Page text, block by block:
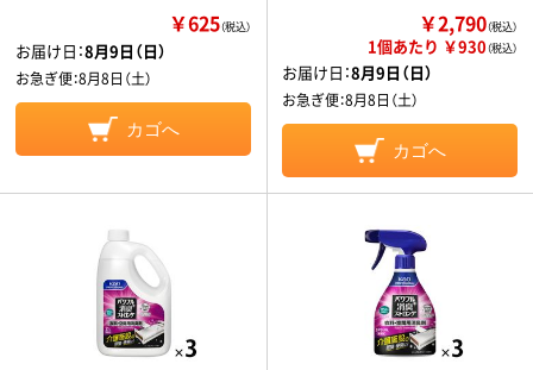
￥625（税込）
お届け日：8月9日（日）
お急ぎ便：8月8日（土）
カゴへ
￥2,790（税込）
1個あたり ￥930（税込）
お届け日：8月9日（日）
お急ぎ便：8月8日（土）
カゴへ